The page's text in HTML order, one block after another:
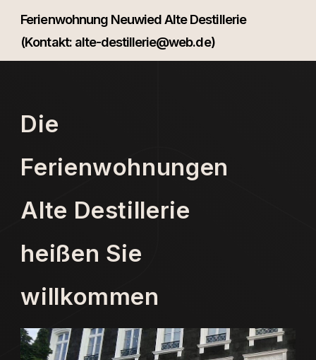
Ferienwohnung Neuwied Alte Destillerie
(Kontakt: alte-destillerie@web.de)
Die
Ferienwohnungen
Alte Destillerie
heißen Sie
willkommen